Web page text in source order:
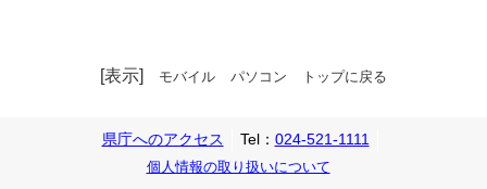
[表示] モバイル パソコン トップに戻る
県庁へのアクセス Tel： 024-521-1111
個人情報の取り扱いについて